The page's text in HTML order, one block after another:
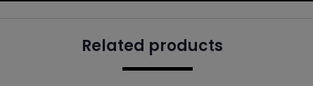
Related products